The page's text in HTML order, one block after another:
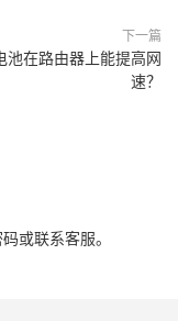
下一篇
池在路由器上能提高网
速？
或联系客服。